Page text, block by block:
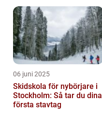
06 juni 2025
Skidskola för nybörjare i
Stockholm: Så tar du dina
första stavtag